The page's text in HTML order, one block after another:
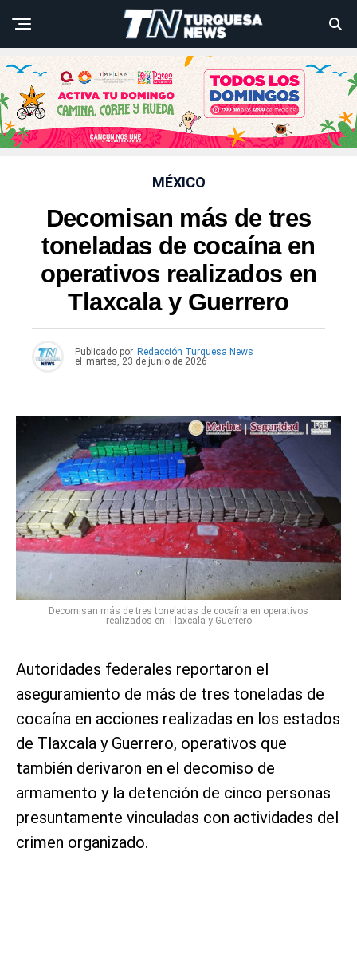
MÉXICO
Decomisan más de tres
toneladas de cocaína en
operativos realizados en
Tlaxcala y Guerrero
Publicado por Redacción Turquesa News
el
martes, 23 de junio de 2026
Decomisan más de tres toneladas de cocaína en operativos
realizados en Tlaxcala y Guerrero
Autoridades federales reportaron el
aseguramiento de más de tres toneladas de
cocaína en acciones realizadas en los estados
de Tlaxcala y Guerrero, operativos que
también derivaron en el decomiso de
armamento y la detención de cinco personas
presuntamente vinculadas con actividades del
crimen organizado.